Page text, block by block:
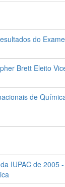
do
Brett Eleito
de
IUPAC de 2005